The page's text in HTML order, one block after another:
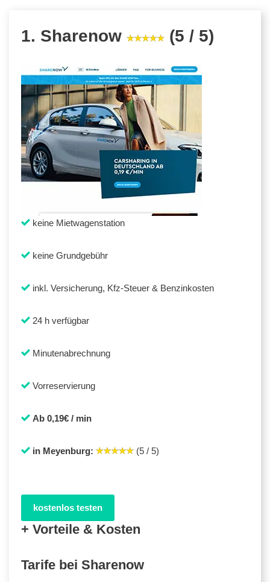
1. Sharenow (5 / 5)
keine Mietwagenstation
keine Grundgebühr
inkl. Versicherung, Kfz-Steuer & Benzinkosten
24 h verfügbar
Minutenabrechnung
Vorreservierung
Ab 0,19€ / min
in Meyenburg: (5 / 5)
kostenlos testen
+ Vorteile & Kosten
Tarife bei Sharenow